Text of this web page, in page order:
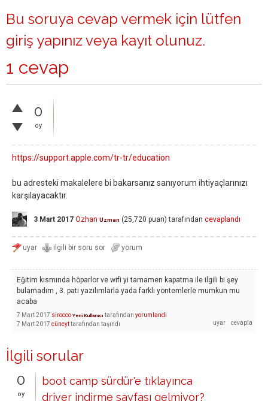
Bu soruya cevap vermek için lütfen
giriş yapınız veya kayıt olunuz.
1 cevap
0
oy
https://support.apple.com/tr-tr/education
bu adresteki makalelere bi bakarsanız sanıyorum ihtiyaçlarınızı
karşılayacaktır.
3 Mart 2017 Ozhan Uzman (25,720 puan) tarafından cevaplandı
Eğitim kısmında höparlor ve wifi yi tamamen kapatma ile ilgili bi şey
bulamadım , 3. pati yazılımlarla yada farklı yöntemlerle mumkun mu
acaba
7 Mart 2017 sirocco Yeni Kullanıcı tarafından yorumlandı
7 Mart 2017 cüneyttarafından taşındı
İlgili sorular
0
oy
boot camp sürdür'e tıklayınca
driver indirme sayfası gelmiyor?